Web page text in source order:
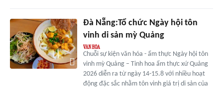
Đà Nẵng:Tổ chức Ngày hội tôn
vinh di sản mỳ Quảng
Chuỗi sự kiện văn hóa - ẩm thực Ngày hội tôn
vinh mỳ Quảng – Tinh hoa ẩm thực xứ Quảng
2026 diễn ra từ ngày 14-15.8 với nhiều hoạt
động đặc sắc nhằm tôn vinh giá trị di sản của